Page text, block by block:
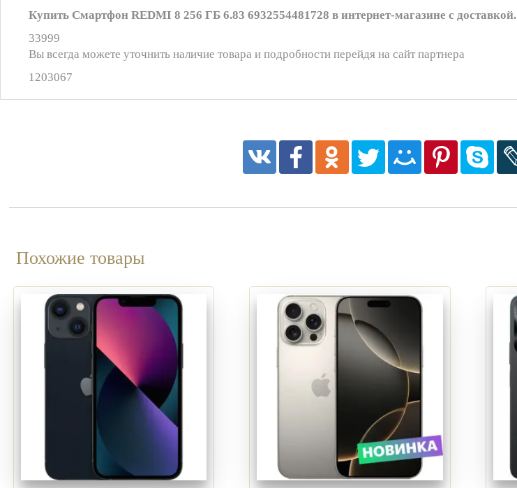
Купить Смартфон REDMI 8 256 ГБ 6.83 6932554481728 в интернет-магазине с доставкой.
33999
Вы всегда можете уточнить наличие товара и подробности перейдя на сайт партнера
1203067
Похожие товары